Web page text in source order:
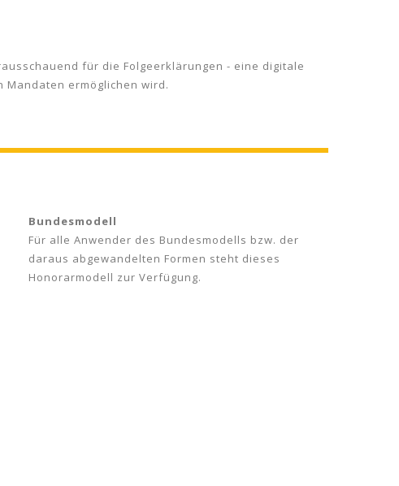
für die Folgeerklärungen - eine digitale
ermöglichen wird.
Bundesmodell
Für alle Anwender des Bundesmodells bzw. der
daraus abgewandelten Formen steht dieses
Honorarmodell zur Verfügung.